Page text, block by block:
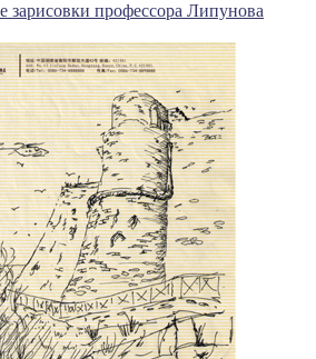
зарисовки профессора Липунова